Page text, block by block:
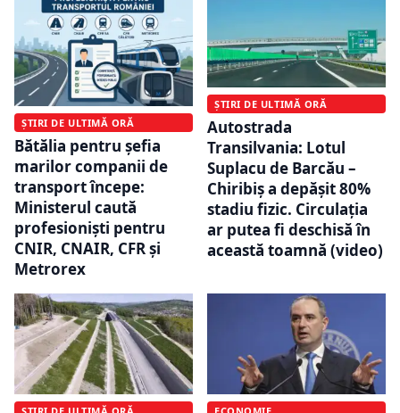
ȘTIRI DE ULTIMĂ ORĂ
Bătălia pentru șefia
marilor companii de
transport începe:
Ministerul caută
profesioniști pentru
CNIR, CNAIR, CFR și
Metrorex
ȘTIRI DE ULTIMĂ ORĂ
Autostrada
Transilvania: Lotul
Suplacu de Barcău –
Chiribiș a depășit 80%
stadiu fizic. Circulația
ar putea fi deschisă în
această toamnă (video)